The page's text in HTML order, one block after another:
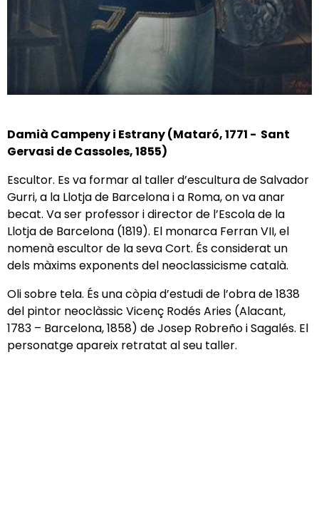
Damià Campeny i Estrany (Mataró, 1771 - Sant
Gervasi de Cassoles, 1855)
Escultor. Es va formar al taller d’escultura de Salvador
Gurri, a la Llotja de Barcelona i a Roma, on va anar
becat. Va ser professor i director de l’Escola de la
Llotja de Barcelona (1819). El monarca Ferran VII, el
nomenà escultor de la seva Cort. És considerat un
dels màxims exponents del neoclassicisme català.
Oli sobre tela. És una còpia d’estudi de l’obra de 1838
del pintor neoclàssic Vicenç Rodés Aries (Alacant,
1783 – Barcelona, 1858) de Josep Robreño i Sagalés. El
personatge apareix retratat al seu taller.